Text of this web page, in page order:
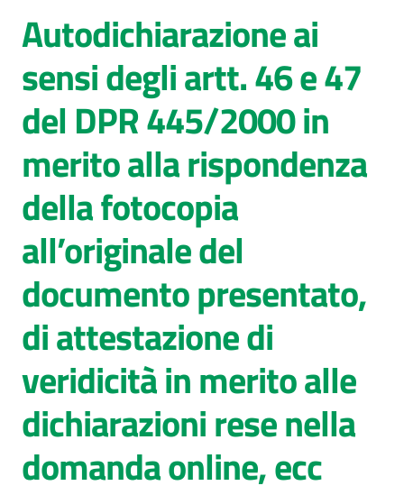
Servizi
cura
Comunica
Autodichiarazione ai
sensi degli artt. 46 e 47
del DPR 445/2000 in
merito alla rispondenza
della fotocopia
all’originale del
documento presentato,
di attestazione di
veridicità in merito alle
dichiarazioni rese nella
domanda online, ecc